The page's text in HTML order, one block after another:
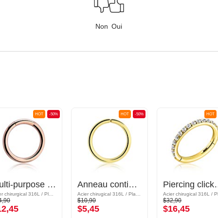
Non Oui
-50%
HOT
Multi-purpose clicker (acier chirurgical, or rosé, finition brillante)
-50%
HOT
Anneau continu (acier chirurgical, or, finition brillante)
$10,90
$5,45
HOT
Piercing clicker
$32,90
$16,45